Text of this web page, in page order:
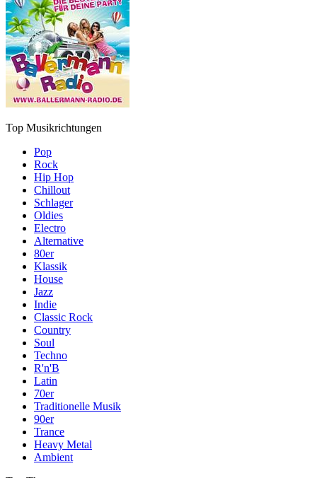
Top Musikrichtungen
Pop
Rock
Hip Hop
Chillout
Schlager
Oldies
Electro
Alternative
80er
Klassik
House
Jazz
Indie
Classic Rock
Country
Soul
Techno
R'n'B
Latin
70er
Traditionelle Musik
90er
Trance
Heavy Metal
Ambient